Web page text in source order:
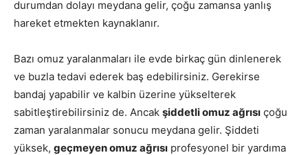
durumdan dolayı meydana gelir, çoğu zamansa yanlış
hareket etmekten kaynaklanır.
Bazı omuz yaralanmaları ile evde birkaç gün dinlenerek
ve buzla tedavi ederek baş edebilirsiniz. Gerekirse
bandaj yapabilir ve kalbin üzerine yükselterek
sabitleştirebilirsiniz de. Ancak şiddetli omuz ağrısı çoğu
zaman yaralanmalar sonucu meydana gelir. Şiddeti
yüksek, geçmeyen omuz ağrısı profesyonel bir yardıma